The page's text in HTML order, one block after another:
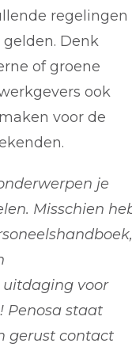
regelingen
Denk
of groene
ook
voor de
je
Misschien
uitdaging voor
Penosa staat
gerust contact